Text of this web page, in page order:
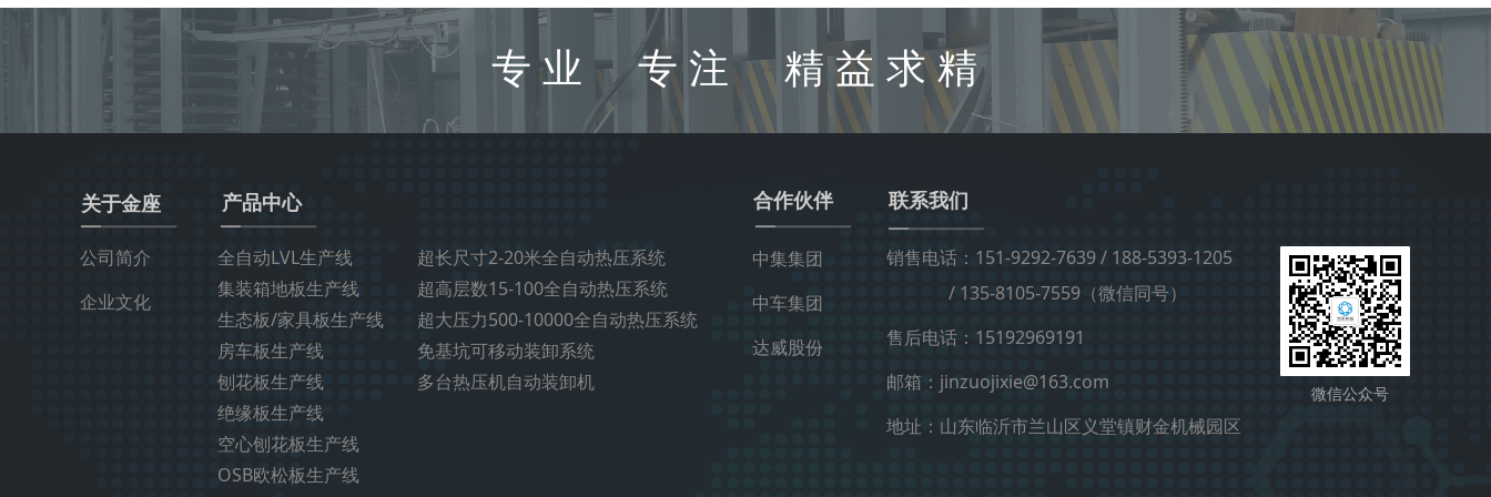
专业 专注 精益求精
关于金座
公司简介
企业文化
微信公众号
产品中心
全自动LVL生产线
集装箱地板生产线
生态板/家具板生产线
房车板生产线
刨花板生产线
绝缘板生产线
空心刨花板生产线
OSB欧松板生产线
超长尺寸2-20米全自动热压系统
超高层数15-100全自动热压系统
超大压力500-10000全自动热压系统
免基坑可移动装卸系统
多台热压机自动装卸机
合作伙伴
中集集团
中车集团
达威股份
联系我们
销售电话：151-9292-7639 / 188-5393-1205
/ 135-8105-7559（微信同号）
售后电话：15192969191
邮箱：jinzuojixie@163.com
地址：山东临沂市兰山区义堂镇财金机械园区